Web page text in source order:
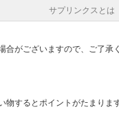
サプリンクスとは
がございますので、ご了承
物するとポイントがたまりま